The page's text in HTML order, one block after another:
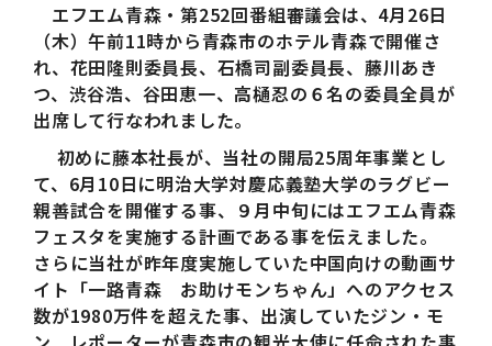
エフエム青森・第252回番組審議会は、4月26日
（木）午前11時から青森市のホテル青森で開催さ
れ、花田隆則委員長、石橋司副委員長、藤川あき
つ、渋谷浩、谷田恵一、高樋忍の６名の委員全員が
出席して行なわれました。
初めに藤本社長が、当社の開局25周年事業とし
て、6月10日に明治大学対慶応義塾大学のラグビー
親善試合を開催する事、９月中旬にはエフエム青森
フェスタを実施する計画である事を伝えました。
さらに当社が昨年度実施していた中国向けの動画サ
イト「一路青森 お助けモンちゃん」へのアクセス
数が1980万件を超えた事、出演していたジン・モ